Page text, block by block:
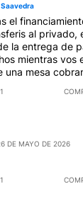
el
al privado,
la entrega de
mientras vos
una mesa
1
DE MAYO DE 2026
1